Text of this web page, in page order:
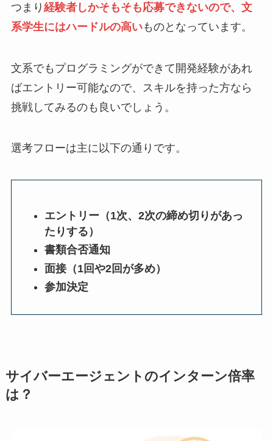
つまり 経験者しかそもそも応募できないので、文
系学生にはハードルの高いものとなっています。
文系でもプログラミングができて開発経験があれ
ばエントリー可能なので、スキルを持った方なら
挑戦してみるのも良いでしょう。
選考フローは主に以下の通りです。
エントリー（1次、2次の締め切りがあっ
たりする）
書類合否通知
面接（1回や2回が多め）
参加決定
サイバーエージェントのインターン倍率
は？